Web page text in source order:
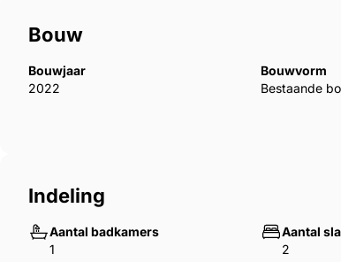
Bouw
Bouwjaar
2022
Bouwvorm
Bestaande
Indeling
Aantal badkamers
1
Aantal
2